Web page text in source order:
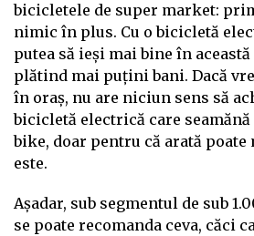
bicicletele de super market:
nimic în plus. Cu o bicicletă
putea să ieși mai bine în
plătind mai puțini bani. Dacă
în oraș, nu are niciun sens să
bicicletă electrică care
bike, doar pentru că arată poate
este.
Așadar, sub segmentul de sub
se poate recomanda ceva, căci